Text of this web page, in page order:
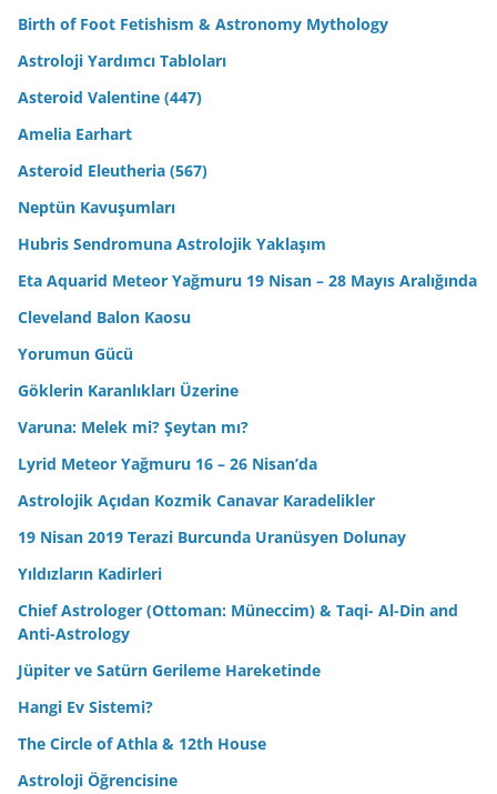
Birth of Foot Fetishism & Astronomy Mythology
Astroloji Yardımcı Tabloları
Asteroid Valentine (447)
Amelia Earhart
Asteroid Eleutheria (567)
Neptün Kavuşumları
Hubris Sendromuna Astrolojik Yaklaşım
Eta Aquarid Meteor Yağmuru 19 Nisan – 28 Mayıs Aralığında
Cleveland Balon Kaosu
Yorumun Gücü
Göklerin Karanlıkları Üzerine
Varuna: Melek mi? Şeytan mı?
Lyrid Meteor Yağmuru 16 – 26 Nisan’da
Astrolojik Açıdan Kozmik Canavar Karadelikler
19 Nisan 2019 Terazi Burcunda Uranüsyen Dolunay
Yıldızların Kadirleri
Chief Astrologer (Ottoman: Müneccim) & Taqi- Al-Din and
Anti-Astrology
Jüpiter ve Satürn Gerileme Hareketinde
Hangi Ev Sistemi?
The Circle of Athla & 12th House
Astroloji Öğrencisine